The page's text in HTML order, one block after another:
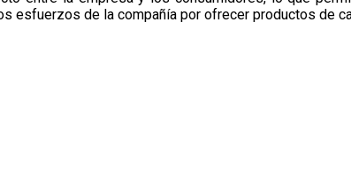
esfuerzos de la compañía por ofrecer productos de